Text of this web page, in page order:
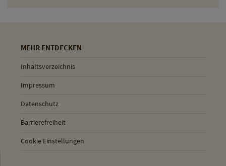
MEHR ENTDECKEN
Inhaltsverzeichnis
Impressum
Datenschutz
Barrierefreiheit
Cookie Einstellungen